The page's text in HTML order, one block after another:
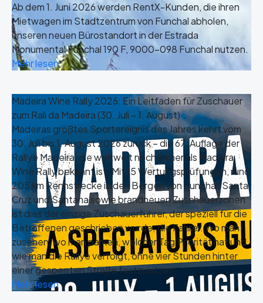
Ab dem 1. Juni 2026 werden RentX-Kunden, die ihren
Mietwagen im Stadtzentrum von Funchal abholen,
unseren neuen Bürostandort in der Estrada
Monumental Funchal 190 F, 9000-098 Funchal nutzen.
Mehr lesen
Madeira Wine Rally 2026: Ein Leitfaden für Zuschauer
zum Rali da Madeira (30. Juli – 1. August)
Madeiras größtes Sportereignis des Jahres kehrt vom
30. Juli bis 1. August 2026 zurück – die 67. Auflage der
Rallye Madeira, die weltweit noch immer als Madeira
Wine Rally bekannt ist. Mit 15 Wertungsprüfungen, rund
205 km Rennstrecke in den Bergen von Funchal, Santa
Cruz und Santana sowie brandneuen Zuschauerzonen
ist dies der einzige Zuschauerführer, der speziell für die
Betroffenen geschrieben wurde: die Fahrer. Wo man
zusehen, wo man parken, welcher Tag Priorität hat und
wie man die Rallye verfolgt, ohne vier Stunden hinter
einer gesperrten Straße festzusitzen.
Mehr lesen